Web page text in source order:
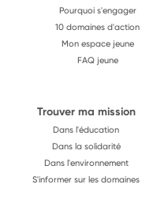
Pourquoi s'engager
10 domaines d'action
Mon espace jeune
FAQ jeune
Trouver ma mission
Dans l'éducation
Dans la solidarité
Dans l'environnement
S'informer sur les domaines